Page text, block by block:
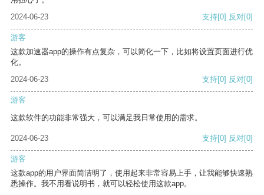
2024-06-23
支持[0] 反对[0]
游客
这款加速器app的操作有点复杂，可以简化一下，比如将设置页面进行优
化。
2024-06-23
支持[0] 反对[0]
游客
这款软件的功能非常强大，可以满足我日常使用的需求。
2024-06-23 支持[0] 反对[0]
游客
这款app的用户界面简洁明了，使用起来非常容易上手，让我能够快速熟
悉操作。我不用看说明书，就可以轻松使用这款app。